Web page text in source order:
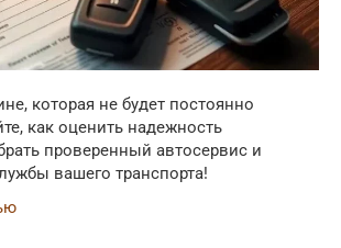
которая не будет постоянно
как оценить надежность
проверенный автосервис и
вашего транспорта!